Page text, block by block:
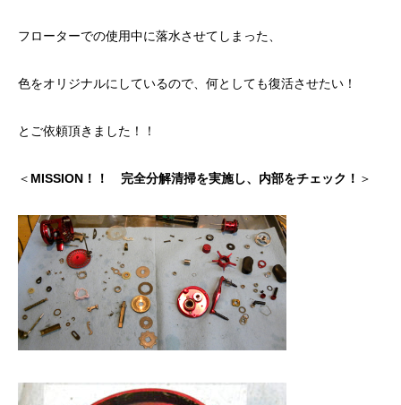
シマノ バンタム1000SGの1年点検
フローターでの使用中に落水させてしまった、
色をオリジナルにしているので、何としても復活させたい！
とご依頼頂きました！！
＜ MISSION！！ 完全分解清掃を実施し、内部をチェック！ ＞